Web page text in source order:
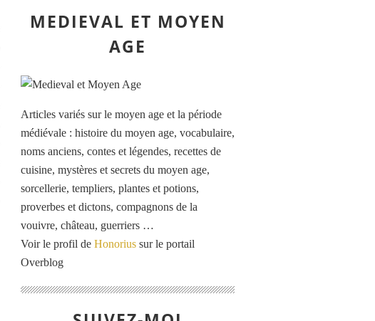
MEDIEVAL ET MOYEN
AGE
Articles variés sur le moyen age et la période
médiévale : histoire du moyen age, vocabulaire,
noms anciens, contes et légendes, recettes de
cuisine, mystères et secrets du moyen age,
sorcellerie, templiers, plantes et potions,
proverbes et dictons, compagnons de la
vouivre, château, guerriers …
Voir le profil de Honorius sur le portail
Overblog